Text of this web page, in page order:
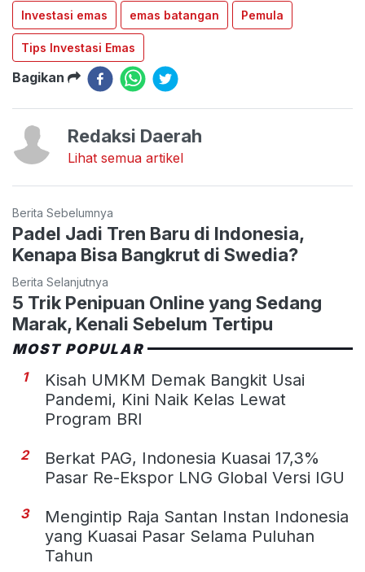
Investasi emas emas batangan Pemula
Tips Investasi Emas
Bagikan
Redaksi Daerah
Lihat semua artikel
Berita Sebelumnya
Padel Jadi Tren Baru di Indonesia,
Kenapa Bisa Bangkrut di Swedia?
Berita Selanjutnya
5 Trik Penipuan Online yang Sedang
Marak, Kenali Sebelum Tertipu
MOST POPULAR
1
Kisah UMKM Demak Bangkit Usai
Pandemi, Kini Naik Kelas Lewat
Program BRI
2
Berkat PAG, Indonesia Kuasai 17,3%
Pasar Re-Ekspor LNG Global Versi IGU
3
Mengintip Raja Santan Instan Indonesia
yang Kuasai Pasar Selama Puluhan
Tahun